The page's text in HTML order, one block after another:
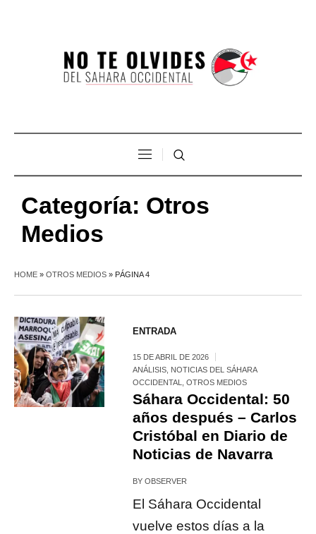
Categoría: Otros
Medios
HOME » OTROS MEDIOS » PÁGINA 4
ENTRADA
15 DE ABRIL DE 2026
ANÁLISIS NOTICIAS DEL SÁHARA
OCCIDENTAL
,OTROS MEDIOS
Sáhara Occidental: 50
años después – Carlos
Cristóbal en Diario de
Noticias de Navarra
BYOBSERVER
El Sáhara Occidental
vuelve estos días a la